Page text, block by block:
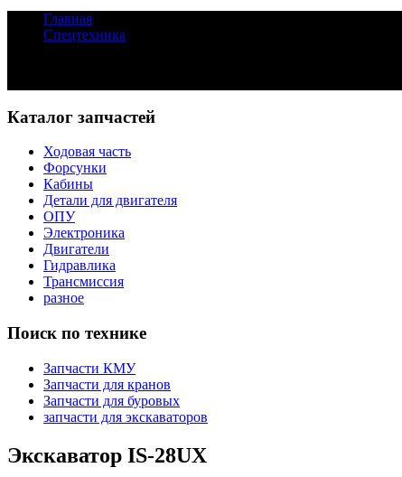
Главная
Спецтехника
Каталог запчастей
Ходовая часть
Форсунки
Кабины
Детали для двигателя
ОПУ
Электроника
Двигатели
Гидравлика
Трансмиссия
разное
Поиск по технике
Запчасти КМУ
Запчасти для кранов
Запчасти для буровых
запчасти для экскаваторов
Экскаватор IS-28UX